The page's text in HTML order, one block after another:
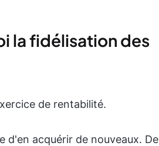
la fidélisation des
de rentabilité.
d'en acquérir de nouveaux. De